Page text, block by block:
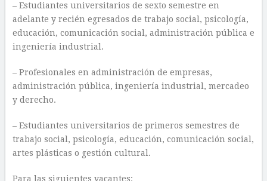
– Estudiantes universitarios de sexto semestre en
adelante y recién egresados de trabajo social, psicología,
educación, comunicación social, administración pública e
ingeniería industrial.
– Profesionales en administración de empresas,
administración pública, ingeniería industrial, mercadeo
y derecho.
– Estudiantes universitarios de primeros semestres de
trabajo social, psicología, educación, comunicación social,
artes plásticas o gestión cultural.
Para las siguientes vacantes: